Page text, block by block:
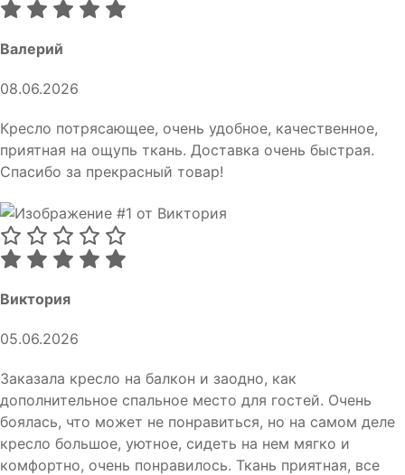
Валерий
08.06.2026
Кресло потрясающее, очень удобное, качественное,
приятная на ощупь ткань. Доставка очень быстрая.
Спасибо за прекрасный товар!
Виктория
05.06.2026
Заказала кресло на балкон и заодно, как
дополнительное спальное место для гостей. Очень
боялась, что может не понравиться, но на самом деле
кресло большое, уютное, сидеть на нем мягко и
комфортно, очень понравилось. Ткань приятная, все